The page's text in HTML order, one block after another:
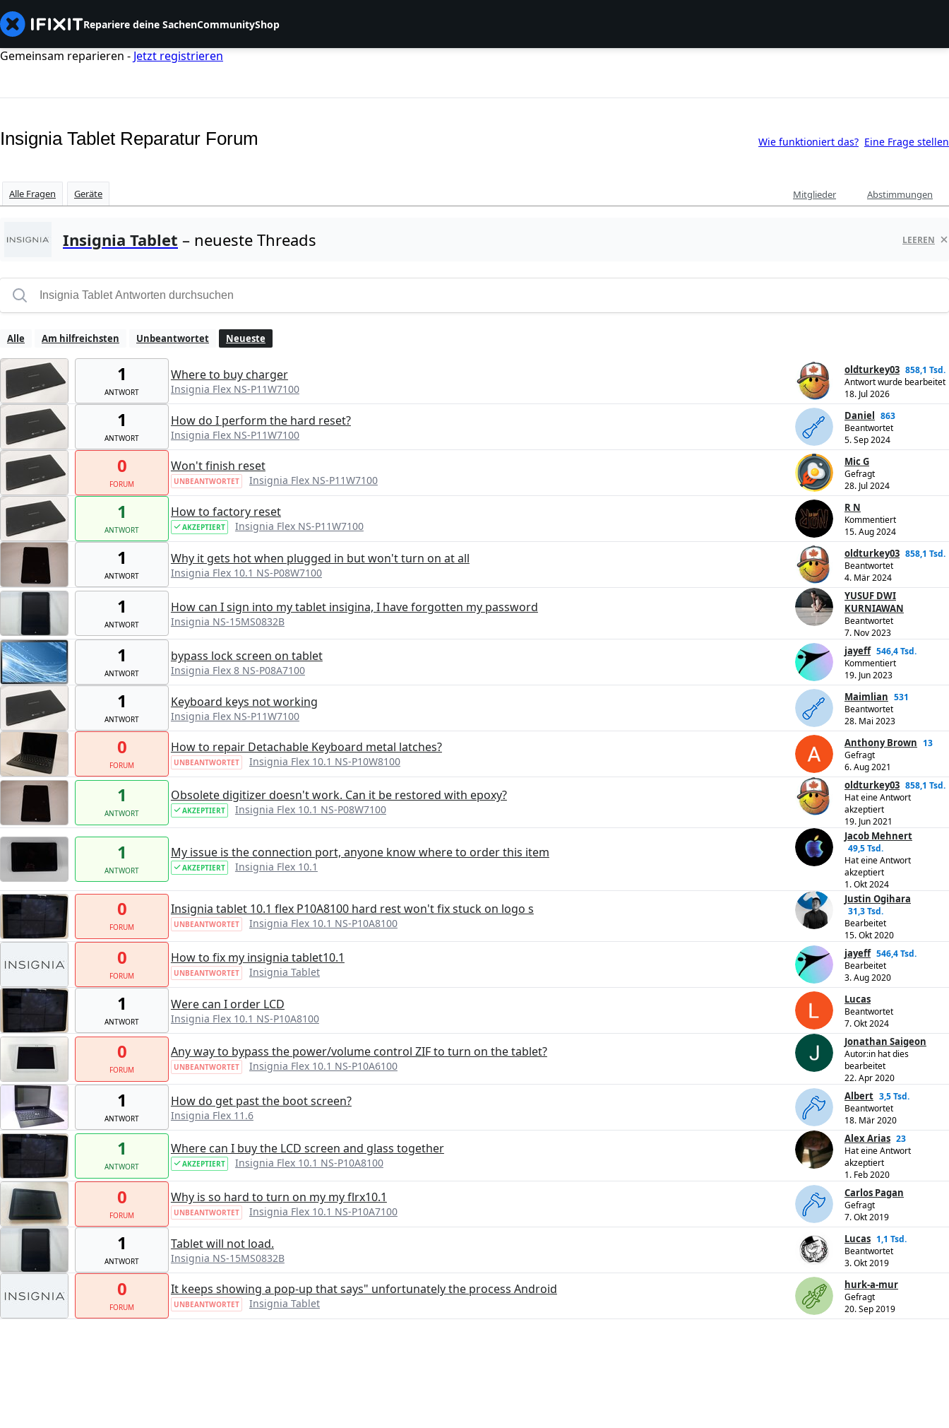
Repariere deine SachenCommunityShop
Gemeinsam reparieren - Jetzt registrieren
Insignia Tablet Reparatur Forum Wie funktioniert das? Eine Frage stellen
Alle Fragen Geräte Mitglieder Abstimmungen
Insignia Tablet – neueste Threads LEEREN
Alle Am hilfreichsten Unbeantwortet Neueste
1
ANTWORT
Where to buy charger
Insignia Flex NS-P11W7100
oldturkey03 858,1 Tsd.
Antwort wurde bearbeitet
18. Jul 2026
1
ANTWORT
How do I perform the hard reset?
Insignia Flex NS-P11W7100
Daniel 863
Beantwortet
5. Sep 2024
0
FORUM
Won't finish reset
UNBEANTWORTET Insignia Flex NS-P11W7100
Mic G
Gefragt
28. Jul 2024
1
ANTWORT
How to factory reset
AKZEPTIERT Insignia Flex NS-P11W7100
R N
Kommentiert
15. Aug 2024
1
ANTWORT
Why it gets hot when plugged in but won't turn on at all
Insignia Flex 10.1 NS-P08W7100
oldturkey03 858,1 Tsd.
Beantwortet
4. Mär 2024
1
ANTWORT
How can I sign into my tablet insigina, I have forgotten my password
Insignia NS-15MS0832B
YUSUF DWI
KURNIAWAN
Beantwortet
7. Nov 2023
1
ANTWORT
bypass lock screen on tablet
Insignia Flex 8 NS-P08A7100
jayeff 546,4 Tsd.
Kommentiert
19. Jun 2023
1
ANTWORT
Keyboard keys not working
Insignia Flex NS-P11W7100
Maimlian 531
Beantwortet
28. Mai 2023
0
FORUM
How to repair Detachable Keyboard metal latches?
UNBEANTWORTET Insignia Flex 10.1 NS-P10W8100
Anthony Brown 13
Gefragt
6. Aug 2021
1
ANTWORT
Obsolete digitizer doesn't work. Can it be restored with epoxy?
AKZEPTIERT Insignia Flex 10.1 NS-P08W7100
oldturkey03 858,1 Tsd.
Hat eine Antwort
akzeptiert
19. Jun 2021
1
ANTWORT
My issue is the connection port, anyone know where to order this item
AKZEPTIERT Insignia Flex 10.1
Jacob Mehnert
49,5 Tsd.
Hat eine Antwort
akzeptiert
1. Okt 2024
0
FORUM
Insignia tablet 10.1 flex P10A8100 hard rest won't fix stuck on logo s
UNBEANTWORTET Insignia Flex 10.1 NS-P10A8100
Justin Ogihara
31,3 Tsd.
Bearbeitet
15. Okt 2020
0
FORUM
How to fix my insignia tablet10.1
UNBEANTWORTET Insignia Tablet
jayeff 546,4 Tsd.
Bearbeitet
3. Aug 2020
1
ANTWORT
Were can I order LCD
Insignia Flex 10.1 NS-P10A8100
Lucas
Beantwortet
7. Okt 2024
0
FORUM
Any way to bypass the power/volume control ZIF to turn on the tablet?
UNBEANTWORTET Insignia Flex 10.1 NS-P10A6100
Jonathan Saigeon
Autor:in hat dies
bearbeitet
22. Apr 2020
1
ANTWORT
How do get past the boot screen?
Insignia Flex 11.6
Albert 3,5 Tsd.
Beantwortet
18. Mär 2020
1
ANTWORT
Where can I buy the LCD screen and glass together
AKZEPTIERT Insignia Flex 10.1 NS-P10A8100
Alex Arias 23
Hat eine Antwort
akzeptiert
1. Feb 2020
0
FORUM
Why is so hard to turn on my my flrx10.1
UNBEANTWORTET Insignia Flex 10.1 NS-P10A7100
Carlos Pagan
Gefragt
7. Okt 2019
1
ANTWORT
Tablet will not load.
Insignia NS-15MS0832B
Lucas 1,1 Tsd.
Beantwortet
3. Okt 2019
0
FORUM
It keeps showing a pop-up that says" unfortunately the process Android
UNBEANTWORTET Insignia Tablet
hurk-a-mur
Gefragt
20. Sep 2019